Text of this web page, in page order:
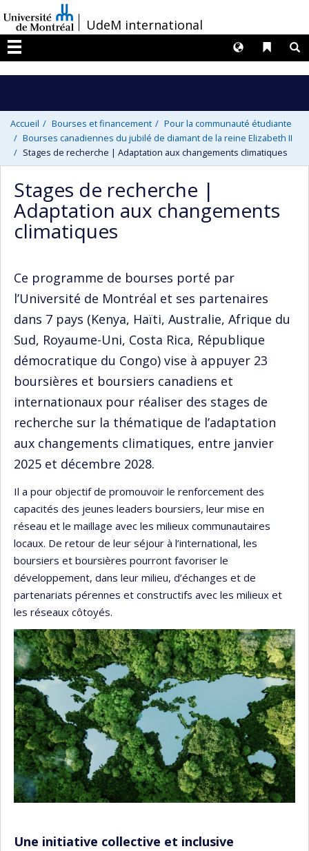
au
contenu
/UdeM international
Menu
Liens
Langues
Accueil Bourses et financement
Pour la communauté étudiante
Bourses canadiennes du jubilé de diamant de la reine Elizabeth II
Stages de recherche | Adaptation aux changements climatiques
Stages de recherche |
Adaptation aux changements
climatiques
Ce programme de bourses porté par
l’Université de Montréal et ses partenaires
dans 7 pays (Kenya, Haïti, Australie, Afrique du
Sud, Royaume-Uni, Costa Rica, République
démocratique du Congo) vise à appuyer 23
boursières et boursiers canadiens et
internationaux pour réaliser des stages de
recherche sur la thématique de l’adaptation
aux changements climatiques, entre janvier
2025 et décembre 2028.
Il a pour objectif de promouvoir le renforcement des
capacités des jeunes leaders boursiers, leur mise en
réseau et le maillage avec les milieux communautaires
locaux. De retour de leur séjour à l’international, les
boursiers et boursières pourront favoriser le
développement, dans leur milieu, d’échanges et de
partenariats pérennes et constructifs avec les milieux et
les réseaux côtoyés.
Une initiative collective et inclusive